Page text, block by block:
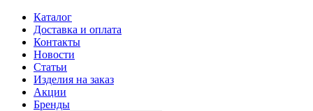
Каталог
Доставка и оплата
Контакты
Новости
Статьи
Изделия на заказ
Акции
Бренды